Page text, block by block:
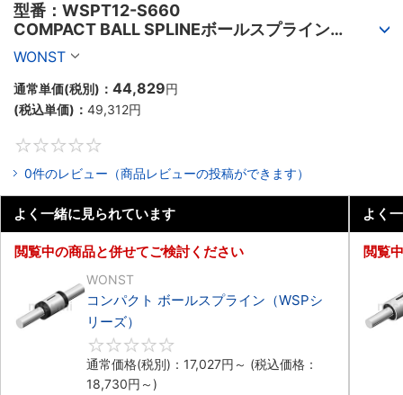
型番：WSPT12-S660
COMPACT BALL SPLINEボールスプライン
（WSPTシリーズ）
WONST
通常単価(税別)： 44,829円
(税込単価)： 49,312円
0件のレビュー（商品レビューの投稿ができます）
よく一緒に見られています
閲覧中の商品と併せてご検討ください
WONST
コンパクト ボールスプライン（WSPシ
リーズ）
通常価格(税別)： 17,027円 ～ (税込価格：
18,730円 ～)
よく
閲覧